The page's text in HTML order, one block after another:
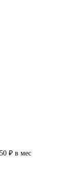
₽ в мес